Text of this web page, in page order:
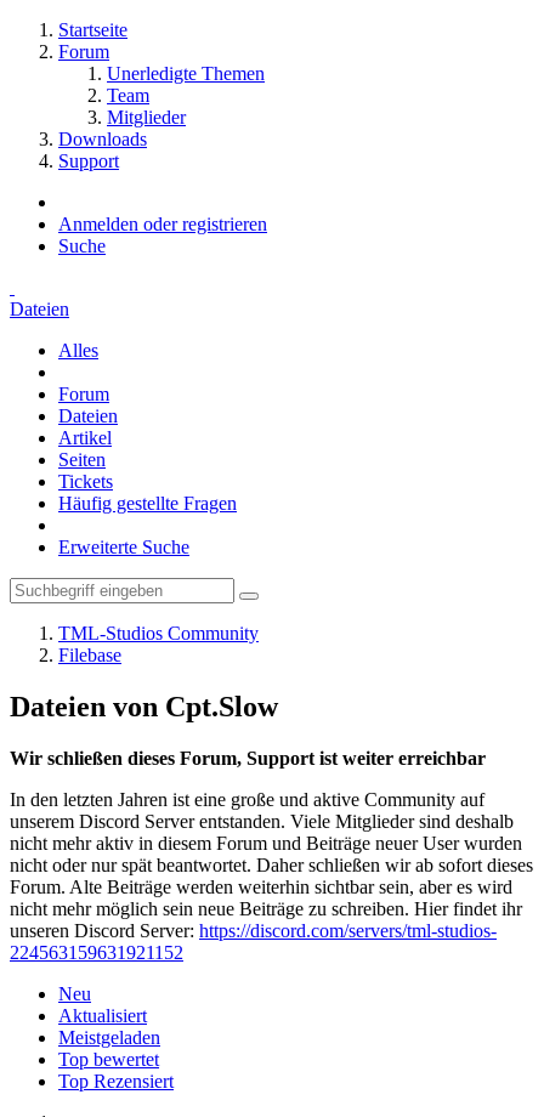
Startseite
Forum
Unerledigte Themen
Team
Mitglieder
Downloads
Support
Anmelden oder registrieren
Suche
Dateien
Alles
Forum
Dateien
Artikel
Seiten
Tickets
Häufig gestellte Fragen
Erweiterte Suche
TML-Studios Community
Filebase
Dateien von Cpt.Slow
Wir schließen dieses Forum, Support ist weiter erreichbar
In den letzten Jahren ist eine große und aktive Community auf
unserem Discord Server entstanden. Viele Mitglieder sind deshalb
nicht mehr aktiv in diesem Forum und Beiträge neuer User wurden
nicht oder nur spät beantwortet. Daher schließen wir ab sofort dieses
Forum. Alte Beiträge werden weiterhin sichtbar sein, aber es wird
nicht mehr möglich sein neue Beiträge zu schreiben. Hier findet ihr
unseren Discord Server: https://discord.com/servers/tml-studios-
224563159631921152
Neu
Aktualisiert
Meistgeladen
Top bewertet
Top Rezensiert